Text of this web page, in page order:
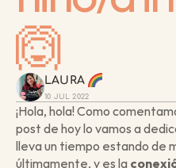
🙆
LAURA
10 JUL 2022
¡Hola, hola! Como
post de hoy lo vamos a
lleva un tiempo estando de
últimamente, y es la